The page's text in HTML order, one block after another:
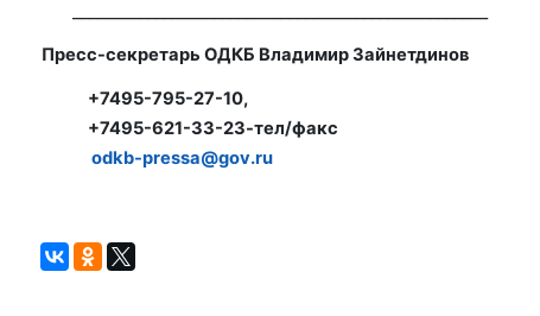
Пресс-секретарь ОДКБ Владимир Зайнетдинов
+7495-795-27-10,
+7495-621-33-23-тел/факс
odkb-pressa@gov.ru